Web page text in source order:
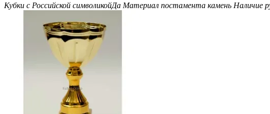
Кубки с Российской символикойДа Материал постамента камень Наличие